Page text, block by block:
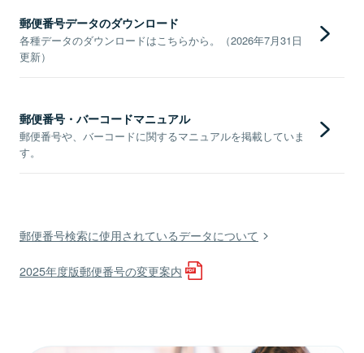
郵便番号データのダウンロード
各種データのダウンロードはこちらから。（2026年7月31日
更新）
郵便番号・バーコードマニュアル
郵便番号や、バーコードに関するマニュアルを掲載していま
す。
郵便番号検索に使用されているデータについて
2025年度版郵便番号の変更案内